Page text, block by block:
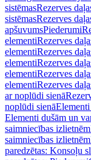
sistēmasRezerves
sistēmasRezerves
apšuvumsPiederumi
elementiRezerves
elementiRezerves
elementiRezerves
elementiRezerves
elementiRezerves
ar noplūdi sienā
noplūdi sienā
Elementi dušām un
saimniecības izlietnēm
saimniecības izlietnēm
paredzētas: Konsoļu